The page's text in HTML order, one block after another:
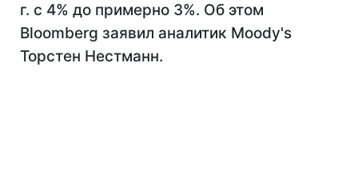
г. с 4% до примерно 3%. Об этом
Bloomberg заявил аналитик Moody's
Торстен Нестманн.